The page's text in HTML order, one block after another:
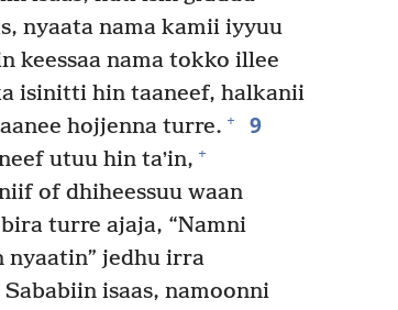
nyaata nama kamii iyyuu
keessaa nama tokko illee
isinitti hin taaneef, halkanii
hojjenna turre. + 9
utuu hin taʼin, +
of dhiheessuu waan
turre ajaja, “Namni
nyaatin” jedhu irra
Sababiin isaas, namoonni